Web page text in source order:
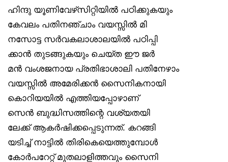
ഹിന്ദു യൂണിവേഴ്‌സിറ്റിയിൽ പഠിക്കുകയും
കേവലം പതിനഞ്ചാം വയസ്സിൽ മി
നസോട്ട സർവകലാശാലയിൽ പഠിപ്പി
ക്കാൻ തുടങ്ങുകയും ചെയ്ത ഈ ജർ
മൻ വംശജനായ പ്രതിഭാശാലി പതിനേഴാം
വയസ്സിൽ അമേരിക്കൻ സൈനികനായി
കൊറിയയിൽ എത്തിയപ്പോഴാണ്
സെൻ ബുദ്ധിസത്തിന്റെ വശ്യതയി
ലേക്ക് ആകർഷിക്കപ്പെടുന്നത്. കറങ്ങി
യടിച്ച് നാട്ടിൽ തിരികെയെത്തുമ്പോൾ
കോർപറേറ്റ് മുതലാളിത്തവും സൈനി